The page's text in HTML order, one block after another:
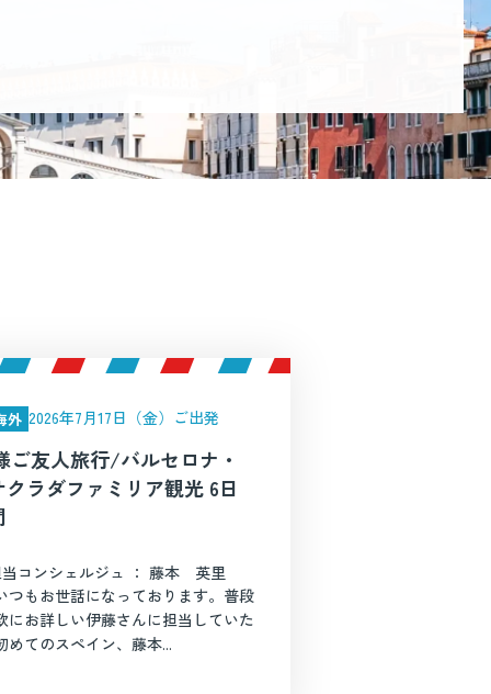
外 2026年7月17日（金）ご出発
ご友人旅行/バルセロナ・
クラダファミリア観光 6日
コンシェルジュ ： 藤本 英里
つもお世話になっております。普段
にお詳しい伊藤さんに担当していた
てのスペイン、藤本...